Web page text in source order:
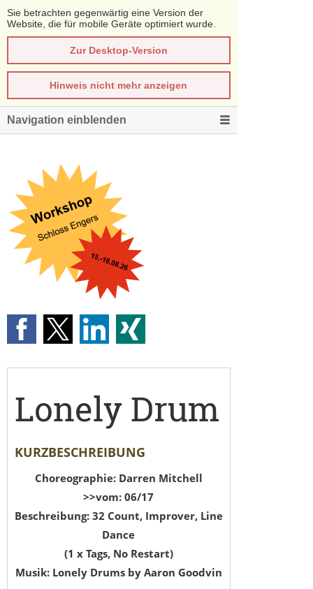
Sie betrachten gegenwärtig eine Version der
Website, die für mobile Geräte optimiert wurde.
Zur Desktop-Version
Hinweis nicht mehr anzeigen
Navigation einblenden
Lonely Drum
KURZBESCHREIBUNG
Choreographie: Darren Mitchell
>>vom: 06/17
Beschreibung: 32 Count, Improver, Line
Dance
(1 x Tags, No Restart)
Musik: Lonely Drums by Aaron Goodvin